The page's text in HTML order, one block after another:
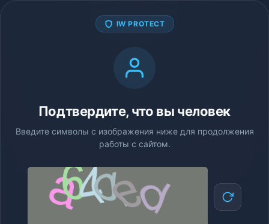
IW PROTECT
Подтвердите, что вы человек
Введите символы с изображения ниже для продолжения
работы с сайтом.